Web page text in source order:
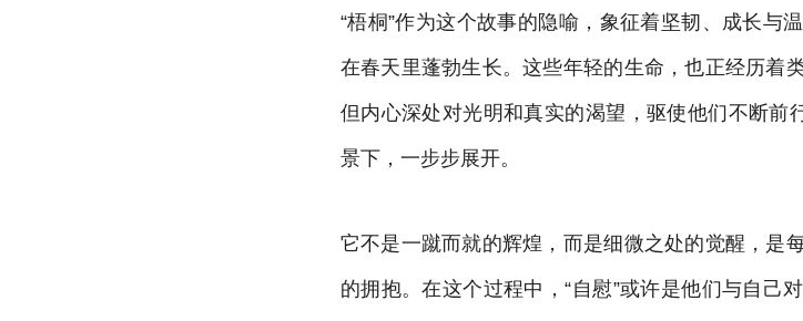
“梧桐”作为这个故事的隐喻，象征着坚韧、成长与
在春天里蓬勃生长。这些年轻的生命，也正经历着
但内心深处对光明和真实的渴望，驱使他们不断前
景下，一步步展开。
它不是一蹴而就的辉煌，而是细微之处的觉醒，是
的拥抱。在这个过程中，“自慰”或许是他们与自己